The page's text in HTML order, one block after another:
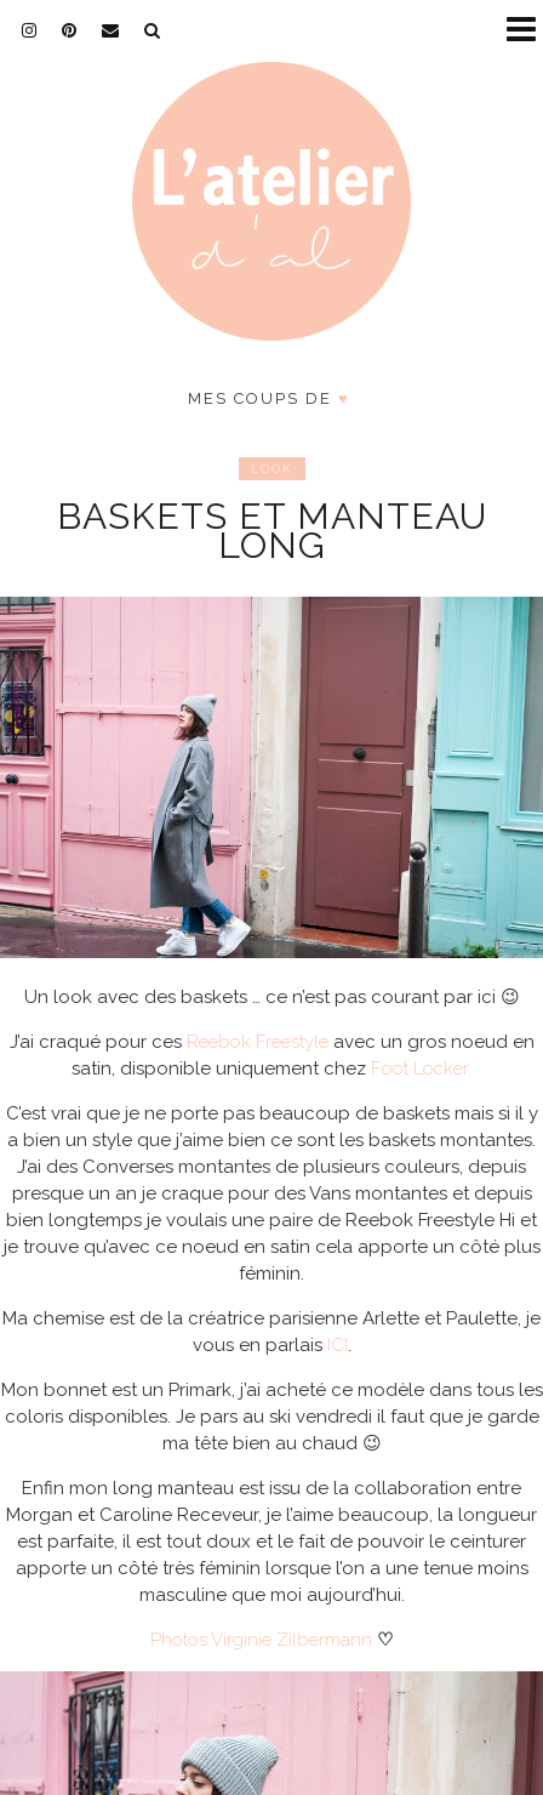
MES COUPS DE ♥
LOOK
BASKETS ET MANTEAU
LONG
Un look avec des baskets … ce n’est pas courant par ici 😉
J’ai craqué pour ces Reebok Freestyleavec un gros noeud en
satin, disponible uniquement chez Foot Locker.
C’est vrai que je ne porte pas beaucoup de baskets mais si il y
a bien un style que j’aime bien ce sont les baskets montantes.
J’ai des Converses montantes de plusieurs couleurs, depuis
presque un an je craque pour des Vans montantes et depuis
bien longtemps je voulais une paire de Reebok Freestyle Hi et
je trouve qu’avec ce noeud en satin cela apporte un côté plus
féminin.
Ma chemise est de la créatrice parisienne Arlette et Paulette, je
vous en parlais ICI .
Mon bonnet est un Primark, j’ai acheté ce modèle dans tous les
coloris disponibles. Je pars au ski vendredi il faut que je garde
ma tête bien au chaud 😉
Enfin mon long manteau est issu de la collaboration entre
Morgan et Caroline Receveur, je l’aime beaucoup, la longueur
est parfaite, il est tout doux et le fait de pouvoir le ceinturer
apporte un côté très féminin lorsque l’on a une tenue moins
masculine que moi aujourd’hui.
Photos Virginie Zilbermann ♡